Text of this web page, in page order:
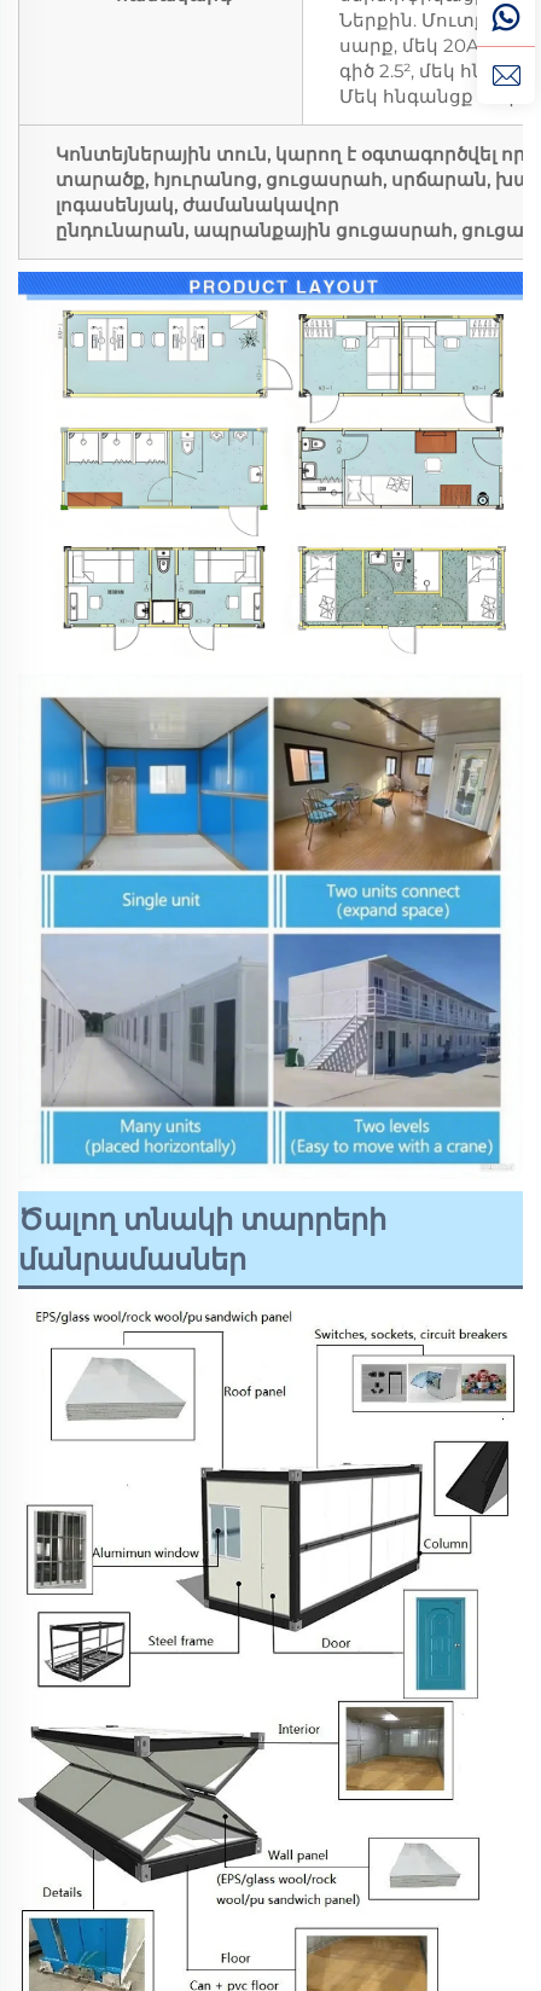
Ներքին. Մուտքային
սարք, մեկ 20A
գիծ 2.5², մեկ
Մեկ հնգանցք
Կոնտեյներային տուն, կարող է օգտագործվել
տարածք, հյուրանոց, ցուցասրահ, սրճարան,
լոգասենյակ, ժամանակավոր
ընդունարան, ապրանքային ցուցասրահ,
Ծալող տնակի տարրերի
մանրամասներ